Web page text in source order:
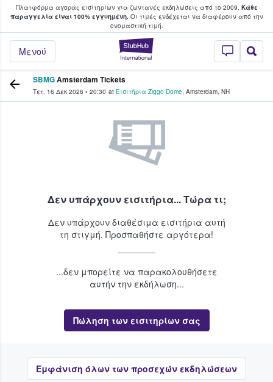
Πλατφόρμα αγοράς εισιτηρίων για ζωντανές εκδηλώσεις από το 2009. Κάθε
παραγγελία είναι 100% εγγυημένη.Οι τιμές ενδέχεται να διαφέρουν από την
oνομαστική τιμή.
StubHub - Όπου
Μενού
φαν αγοράζουν και πουλούν
SBMGAmsterdam Tickets
Τετ, 16 Δεκ 2026 • 20:30 at Εισιτήρια Ziggo Dome, Amsterdam, NH
Δεν υπάρχουν εισιτήρια... Τώρα τι;
Δεν υπάρχουν διαθέσιμα εισιτήρια αυτή
τη στιγμή. Προσπαθήστε αργότερα!
...δεν μπορείτε να παρακολουθήσετε
αυτήν την εκδήλωση...
Πώληση των εισιτηρίων σας
Εμφάνιση όλων των προσεχών εκδηλώσεων